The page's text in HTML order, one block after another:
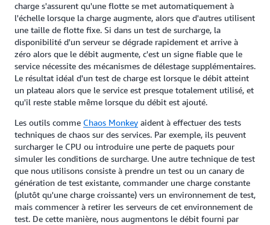
charge s'assurent qu'une flotte se met automatiquement à
l'échelle lorsque la charge augmente, alors que d'autres utilisent
une taille de flotte fixe. Si dans un test de surcharge, la
disponibilité d'un serveur se dégrade rapidement et arrive à
zéro alors que le débit augmente, c'est un signe fiable que le
service nécessite des mécanismes de délestage supplémentaires.
Le résultat idéal d'un test de charge est lorsque le débit atteint
un plateau alors que le service est presque totalement utilisé, et
qu'il reste stable même lorsque du débit est ajouté.
Les outils comme Chaos Monkey aident à effectuer des tests
techniques de chaos sur des services. Par exemple, ils peuvent
surcharger le CPU ou introduire une perte de paquets pour
simuler les conditions de surcharge. Une autre technique de test
que nous utilisons consiste à prendre un test ou un canary de
génération de test existante, commander une charge constante
(plutôt qu'une charge croissante) vers un environnement de test,
mais commencer à retirer les serveurs de cet environnement de
test. De cette manière, nous augmentons le débit fourni par